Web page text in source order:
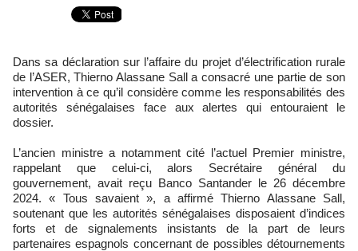
Dans sa déclaration sur l’affaire du projet d’électrification rurale
de l’ASER, Thierno Alassane Sall a consacré une partie de son
intervention à ce qu’il considère comme les responsabilités des
autorités sénégalaises face aux alertes qui entouraient le
dossier.
L’ancien ministre a notamment cité l’actuel Premier ministre,
rappelant que celui-ci, alors Secrétaire général du
gouvernement, avait reçu Banco Santander le 26 décembre
2024. « Tous savaient », a affirmé Thierno Alassane Sall,
soutenant que les autorités sénégalaises disposaient d’indices
forts et de signalements insistants de la part de leurs
partenaires espagnols concernant de possibles détournements